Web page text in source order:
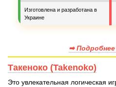
Изготовлена и разработана в
Украине
➡ Подробнее
Такеноко (Takenoko)
Это увлекательная логическая